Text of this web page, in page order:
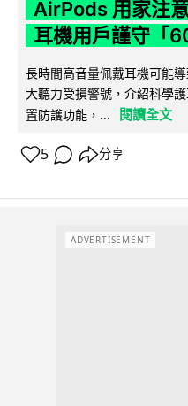
AirPods 用家注
耳機用戶謹守「
長時間高音量佩戴耳機可能
大聽力受損警號，介紹科學
置防護功能，...
閱讀全文
5 分享
ADVERTISEMENT